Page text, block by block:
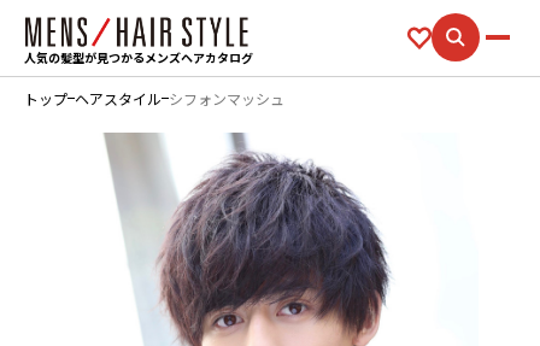
人気の髪型が見つかるメンズヘアカタログ
トップ ヘアスタイル シフォンマッシュ